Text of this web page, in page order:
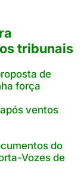
tribunais
de
força
ventos
do
Vozes de